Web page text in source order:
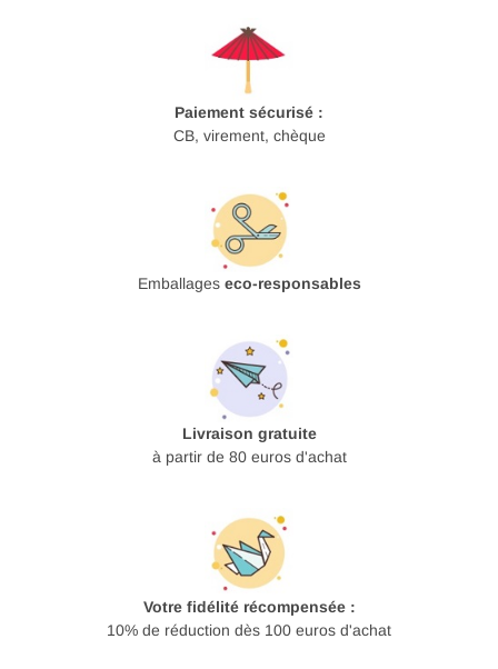
Paiement sécurisé :
CB, virement, chèque
Emballages eco-responsables
Livraison gratuite
à partir de 80 euros d'achat
Votre fidélité récompensée :
10% de réduction dès 100 euros d'achat